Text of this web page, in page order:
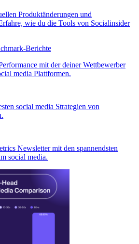
Produktänderungen und
wie du die Tools von Socialinsider
Berichte
mit der deiner Wettbewerber
media Plattformen.
social media Strategien von
Newsletter mit den spannendsten
social media.